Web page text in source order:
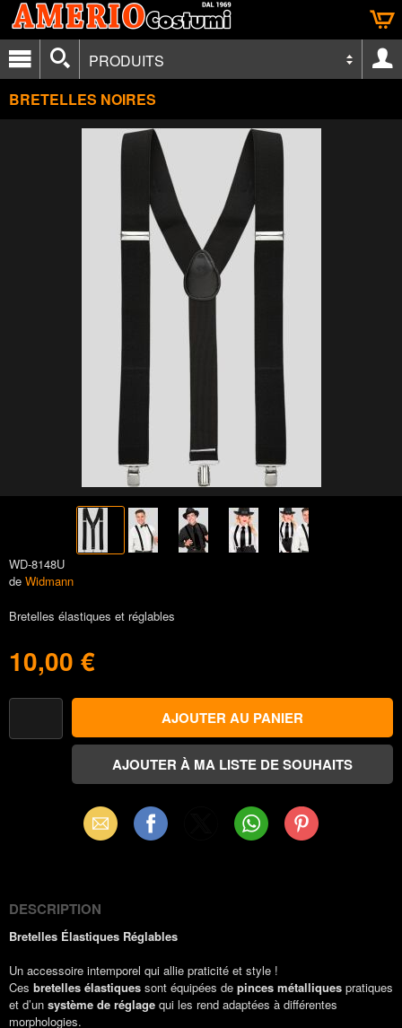
PRODUITS
BRETELLES NOIRES
WD-8148U
de Widmann
Bretelles élastiques et réglables
10,00 €
Email Facebook WhatsAppPinterest
DESCRIPTION
Bretelles Élastiques Réglables
Un accessoire intemporel qui allie praticité et style !
Ces bretelles élastiques sont équipées de pinces métalliques pratiques
et d’un système de réglage qui les rend adaptées à différentes
morphologies.